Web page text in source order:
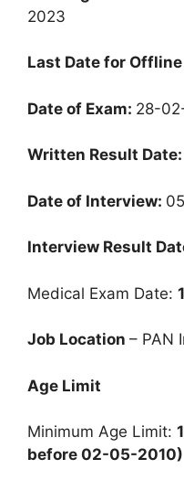
2023
Last Date for
Date of Exam: 28-
Written Result Date:
Date of Interview:
Interview Result
Medical Exam Date:
Job Location – PAN
Age Limit
Minimum Age Limit:
before 02-05-2010)